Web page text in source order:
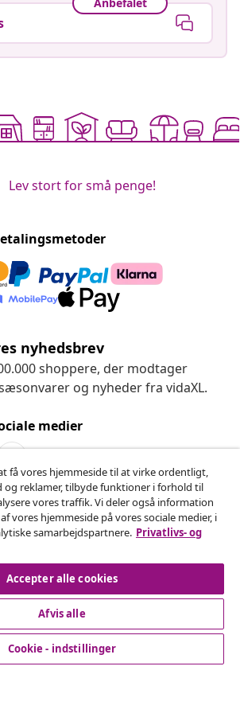
Anbefalet
Lev stort for små penge!
nyhedsbrev
shoppere, der modtager
og nyheder fra vidaXL.
medier
om at fortryde din ordre.
Fortryd køb
få vores hjemmeside til at virke ordentligt,
og reklamer, tilbyde funktioner i forhold til
vores traffik. Vi deler også information
vores hjemmeside på vores sociale medier, i
samarbejdspartnere. Privatlivs- og
Accepter alle cookies
Afvis alle
Cookie - indstillinger